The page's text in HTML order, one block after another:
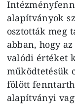
alapítványok
osztották meg
abban, hogy
valódi értéket
működtetésük
fölött
alapítványi